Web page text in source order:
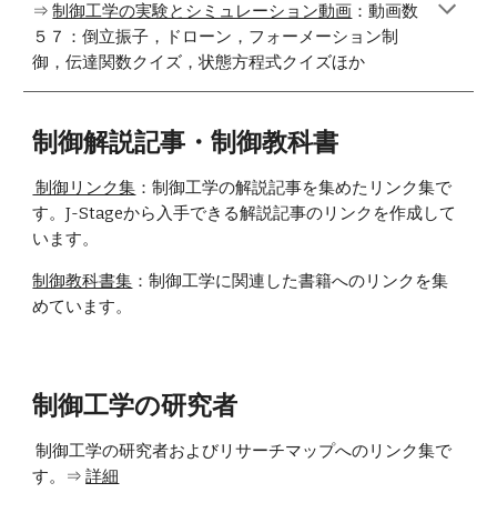
⇒制御工学の実験とシミュレーション動画 ：動画数
５７：倒立振子，ドローン，フォーメーション制
御，伝達関数クイズ，状態方程式クイズほか
制御解説記事・制御教科書
制御リンク集 ：制御工学の解説記事を集めたリンク集で
す。J-Stageから入手できる解説記事のリンクを作成して
います。
制御教科書集 ：制御工学に関連した書籍へのリンクを集
めています。
制御工学の研究者
制御工学の研究者およびリサーチマップへのリンク集で
す。⇒詳細